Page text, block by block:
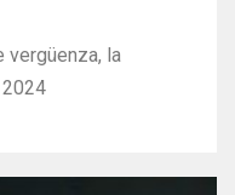
vergüenza, la